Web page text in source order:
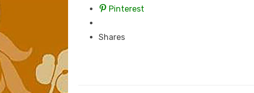
Pinterest
Shares